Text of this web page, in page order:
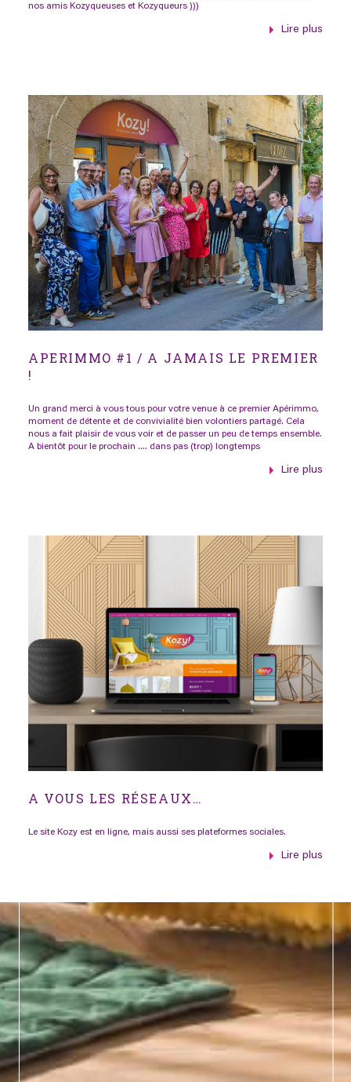
nos amis Kozyqueuses et Kozyqueurs )))
Lire plus
APERIMMO #1 / A JAMAIS LE PREMIER
!
Un grand merci à vous tous pour votre venue à ce premier Apérimmo,
moment de détente et de convivialité bien volontiers partagé. Cela
nous a fait plaisir de vous voir et de passer un peu de temps ensemble.
A bientôt pour le prochain .... dans pas (trop) longtemps
Lire plus
A VOUS LES RÉSEAUX…
Le site Kozy est en ligne, mais aussi ses plateformes sociales.
Lire plus